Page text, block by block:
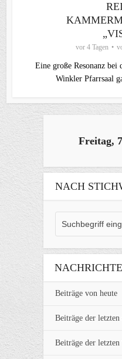
vor 4 Tagen
Eine große Resonanz
Winkler Pfarrsaal
Freitag,
NACH
Beiträge von heute
Beiträge der letzten
Beiträge der letzten